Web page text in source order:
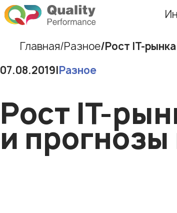
Главная Разное Рост IT-
07.08.2019|Разное
Рост IT-
и